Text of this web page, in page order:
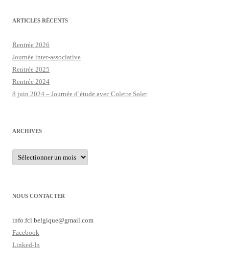
ARTICLES RÉCENTS
Rentrée 2026
Journée inter-associative
Rentrée 2025
Rentrée 2024
8 juin 2024 – Journée d’étude avec Colette Soler
ARCHIVES
Archives
NOUS CONTACTER
info.fcl.belgique@gmail.com
Facebook
Linked-In